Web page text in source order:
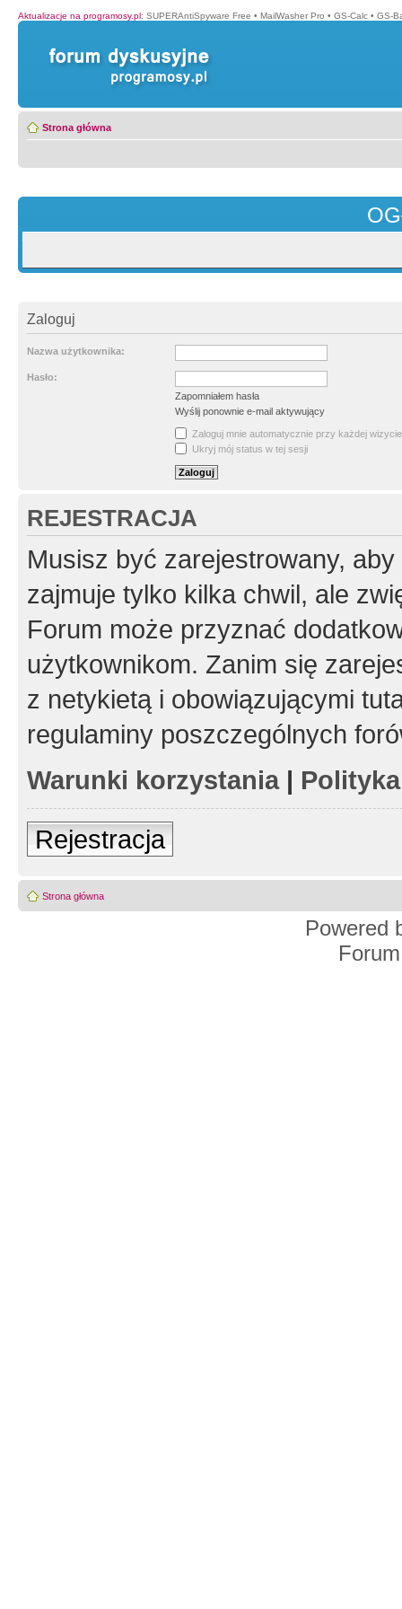
Aktualizacje na programosy.pl: SUPERAntiSpyware Free • MailWasher Pro • GS-Calc • GS-
Strona główna
Zaloguj
Nazwa użytkownika:
Hasło:
Zapomniałem hasła
Wyślij ponownie e-mail aktywujący
Zaloguj mnie automatycznie przy każdej wizycie
Ukryj mój status w tej sesji
REJESTRACJA
Musisz być zarejestrowany,
zajmuje tylko kilka chwil, ale
Forum może przyznać
użytkownikom. Zanim się
z netykietą i obowiązującymi
regulaminy poszczególnych
Warunki korzystania|
Rejestracja
Strona główna
Powered